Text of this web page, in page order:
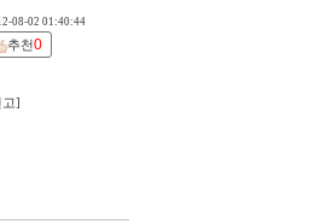
08-02 01:40:44
추천0
]